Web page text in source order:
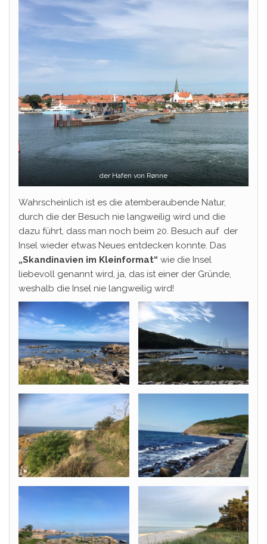
der Hafen von Rønne
Wahrscheinlich ist es die atemberaubende Natur,
durch die der Besuch nie langweilig wird und die
dazu führt, dass man noch beim 20. Besuch auf der
Insel wieder etwas Neues entdecken konnte. Das
„Skandinavien im Kleinformat“ wie die Insel
liebevoll genannt wird, ja, das ist einer der Gründe,
weshalb die Insel nie langweilig wird!